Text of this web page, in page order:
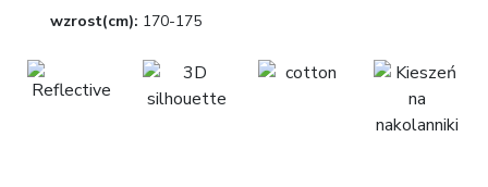
wzrost(cm): 170-175